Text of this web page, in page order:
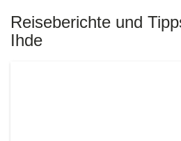
Reiseberichte und
Ihde